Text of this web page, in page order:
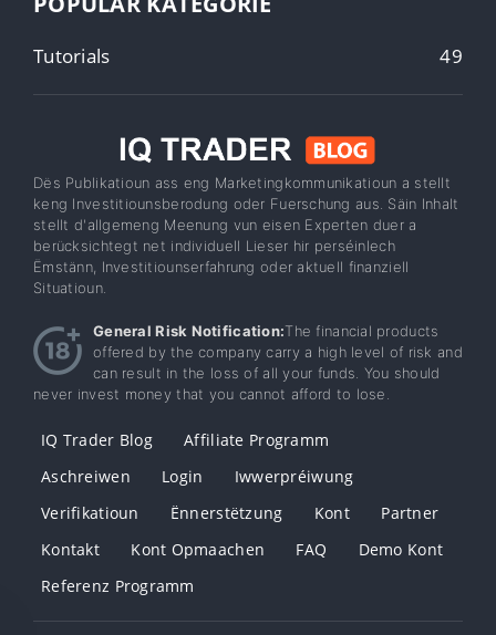
Tutorials 49
Dës Publikatioun ass eng Marketingkommunikatioun a stellt
keng Investitiounsberodung oder Fuerschung aus. Säin Inhalt
stellt d'allgemeng Meenung vun eisen Experten duer a
berücksichtegt net individuell Lieser hir perséinlech
Ëmstänn, Investitiounserfahrung oder aktuell finanziell
Situatioun.
General Risk Notification:The financial products
offered by the company carry a high level of risk and
can result in the loss of all your funds. You should
never invest money that you cannot afford to lose.
IQ Trader Blog
Affiliate Programm
Aschreiwen
Login
Iwwerpréiwung
Verifikatioun
Ënnerstëtzung Kont
Partner
Kontakt
Kont Opmaachen FAQ
Demo Kont
Referenz Programm